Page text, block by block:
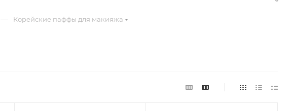
— Корейские паффы для макияжа